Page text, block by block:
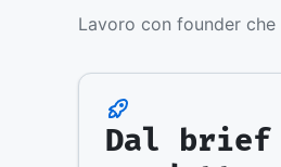
Lavoro con founder
Dal